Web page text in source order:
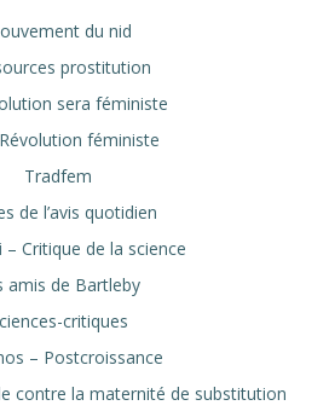
du nid
prostitution
sera féministe
féministe
Tradfem
de l’avis quotidien
– Critique de la science
amis de Bartleby
critiques
– Postcroissance
contre la maternité de substitution